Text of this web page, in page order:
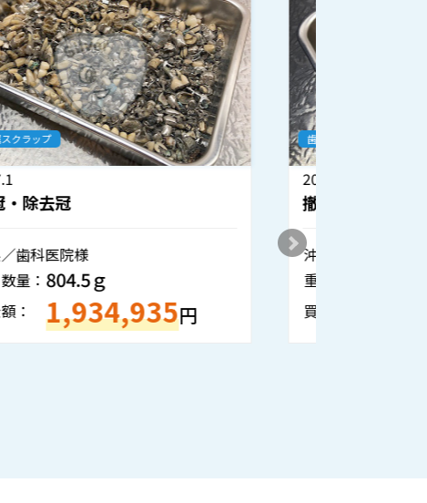
歯科金属スクラップ
撤去冠・除去冠
沖縄県／歯科技工所様
重量・数量：
買取金額： 688,194